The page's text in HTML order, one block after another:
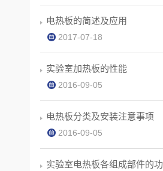
电热板的简述及应用
2017-07-18
实验室加热板的性能
2016-09-05
电热板分类及安装注意事项
2016-09-05
实验室电热板各组成部件的功